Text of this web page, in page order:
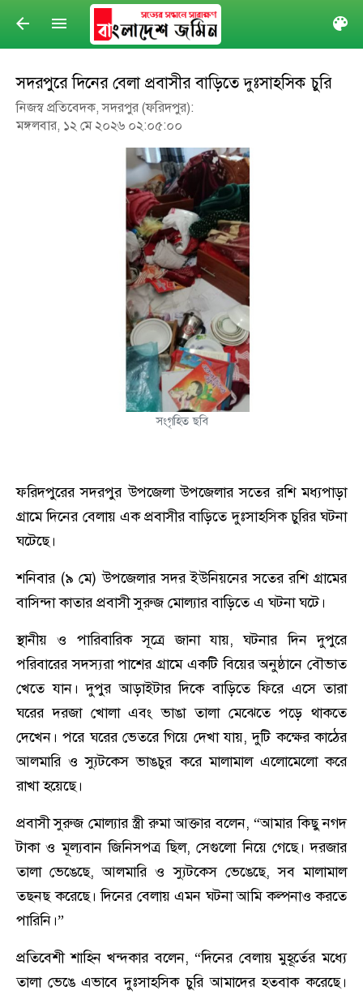
arrow_back menu
সদরপুরে দিনের বেলা প্রবাসীর বাড়িতে দুঃসাহসিক চুরি
নিজস্ব প্রতিবেদক, সদরপুর (ফরিদপুর):
মঙ্গলবার, ১২ মে ২০২৬ ০২:০৫:০০
সংগৃহিত ছবি
ফরিদপুরের সদরপুর উপজেলা উপজেলার সতের রশি মধ্যপাড়া
গ্রামে দিনের বেলায় এক প্রবাসীর বাড়িতে দুঃসাহসিক চুরির ঘটনা
ঘটেছে।
শনিবার (৯ মে) উপজেলার সদর ইউনিয়নের সতের রশি গ্রামের
বাসিন্দা কাতার প্রবাসী সুরুজ মোল্যার বাড়িতে এ ঘটনা ঘটে।
স্থানীয় ও পারিবারিক সূত্রে জানা যায়, ঘটনার দিন দুপুরে
পরিবারের সদস্যরা পাশের গ্রামে একটি বিয়ের অনুষ্ঠানে বৌভাত
খেতে যান। দুপুর আড়াইটার দিকে বাড়িতে ফিরে এসে তারা
ঘরের দরজা খোলা এবং ভাঙা তালা মেঝেতে পড়ে থাকতে
দেখেন। পরে ঘরের ভেতরে গিয়ে দেখা যায়, দুটি কক্ষের কাঠের
আলমারি ও স্যুটকেস ভাঙচুর করে মালামাল এলোমেলো করে
রাখা হয়েছে।
প্রবাসী সুরুজ মোল্যার স্ত্রী রুমা আক্তার বলেন, “আমার কিছু নগদ
টাকা ও মূল্যবান জিনিসপত্র ছিল, সেগুলো নিয়ে গেছে। দরজার
তালা ভেঙেছে, আলমারি ও স্যুটকেস ভেঙেছে, সব মালামাল
তছনছ করেছে। দিনের বেলায় এমন ঘটনা আমি কল্পনাও করতে
পারিনি।”
প্রতিবেশী শাহিন খন্দকার বলেন, “দিনের বেলায় মুহূর্তের মধ্যে
তালা ভেঙে এভাবে দুঃসাহসিক চুরি আমাদের হতবাক করেছে।